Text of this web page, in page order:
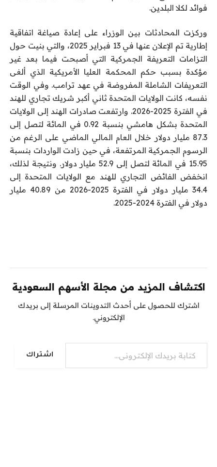
فوائد لكلا البلدين.
وركزت المحادثات بين الوزراء على إعادة صياغة اتفاقية
إطارية تم الإعلان عنها في 13 فبراير 2025، والتي بنيت حول
التزامات التعريفة الجمركية التي أصبحت فيما بعد غير
مؤكدة بسبب حكم المحكمة العليا الأمريكية الذي ألغى
التعريفات الشاملة المفروضة في عهد ترامب. وفي الوقت
نفسه، كانت الولايات المتحدة ثاني أكبر شريك تجاري للهند
في الفترة 2025-2026. وارتفعت صادرات الهند إلى الولايات
المتحدة بشكل هامشي بنسبة 0.92 في المائة لتصل إلى
87.3 مليار دولار خلال العام المالي الماضي على الرغم من
الرسوم الجمركية المرتفعة، في حين زادت الواردات بنسبة
15.95 في المائة لتصل إلى 52.9 مليار دولار. ونتيجة لذلك،
انخفض الفائض التجاري للهند مع الولايات المتحدة إلى
34.4 مليار دولار في الفترة 2025-2026 من 40.89 مليار
دولار في الفترة 2024-2025.
اكتشاف المزيد من مجلة الأسهم السعودية
اشترك للحصول على أحدث التدوينات المرسلة إلى بريدك
الإلكتروني.
كتابة بريدك الإلكتروني...
اشتراك